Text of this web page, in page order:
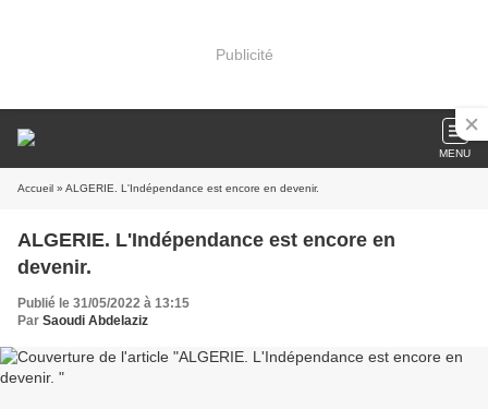
Publicité
MENU
Accueil » ALGERIE. L'Indépendance est encore en devenir.
ALGERIE. L'Indépendance est encore en
devenir.
Publié le 31/05/2022 à 13:15
Par Saoudi Abdelaziz